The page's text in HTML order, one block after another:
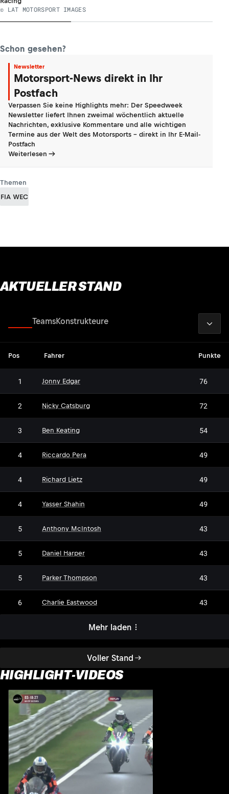
© LAT MOTORSPORT IMAGES
Schon gesehen?
Newsletter
Motorsport-News direkt in Ihr
Postfach
Verpassen Sie keine Highlights mehr: Der Speedweek
Newsletter liefert Ihnen zweimal wöchentlich aktuelle
Nachrichten, exklusive Kommentare und alle wichtigen
Termine aus der Welt des Motorsports - direkt in Ihr E-Mail-
Postfach
Weiterlesen
Themen
FIA WEC
AKTUELLER STAND
Voller Stand
TeamsKonstrukteure
Pos Fahrer Punkte
1 Jonny Edgar 76
2 Nicky Catsburg 72
3 Ben Keating 54
4 Riccardo Pera 49
4 Richard Lietz 49
4 Yasser Shahin 49
5 Anthony McIntosh 43
5 Daniel Harper 43
5 Parker Thompson 43
6 Charlie Eastwood 43
Mehr laden
HIGHLIGHT-VIDEOS